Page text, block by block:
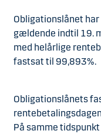
Obligationslånet har
gældende indtil 19.
med helårlige
fastsat til 99,893%.
Obligationslånets
På samme